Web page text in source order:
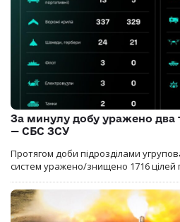
За минулу добу уражено два
— СБС ЗСУ
Протягом доби підрозділами
систем уражено/знищено 1716 цілей